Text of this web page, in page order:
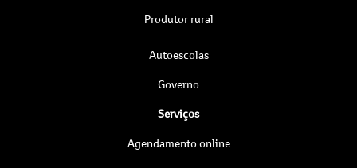
Produtor rural
Autoescolas
Governo
Serviços
Agendamento online